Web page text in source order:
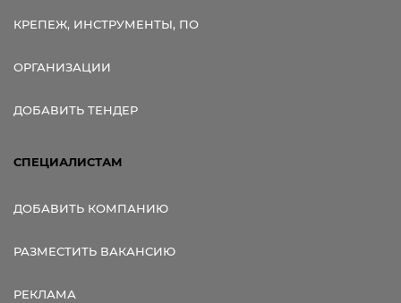
КРЕПЕЖ, ИНСТРУМЕНТЫ, ПО
ОРГАНИЗАЦИИ
ДОБАВИТЬ ТЕНДЕР
СПЕЦИАЛИСТАМ
ДОБАВИТЬ КОМПАНИЮ
РАЗМЕСТИТЬ ВАКАНСИЮ
РЕКЛАМА